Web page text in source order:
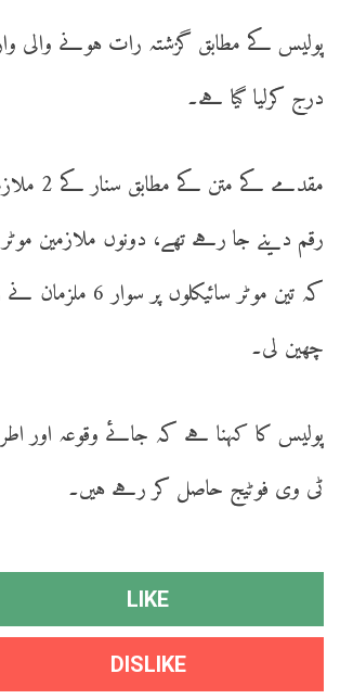
پولیس کے مطابق گزشتہ رات ہونے والی
درج کرلیا گیا ہے۔
مقدمے کے
رقم دینے جا رہے تھے، دونوں ملازمین
کہ تین موٹر سائیکلوں
چھین لی۔
پولیس کا کہنا ہے کہ جائے وقوعہ اور
ٹی وی فوٹیج حاصل کر رہے ہیں۔
LIKE
DISLIKE